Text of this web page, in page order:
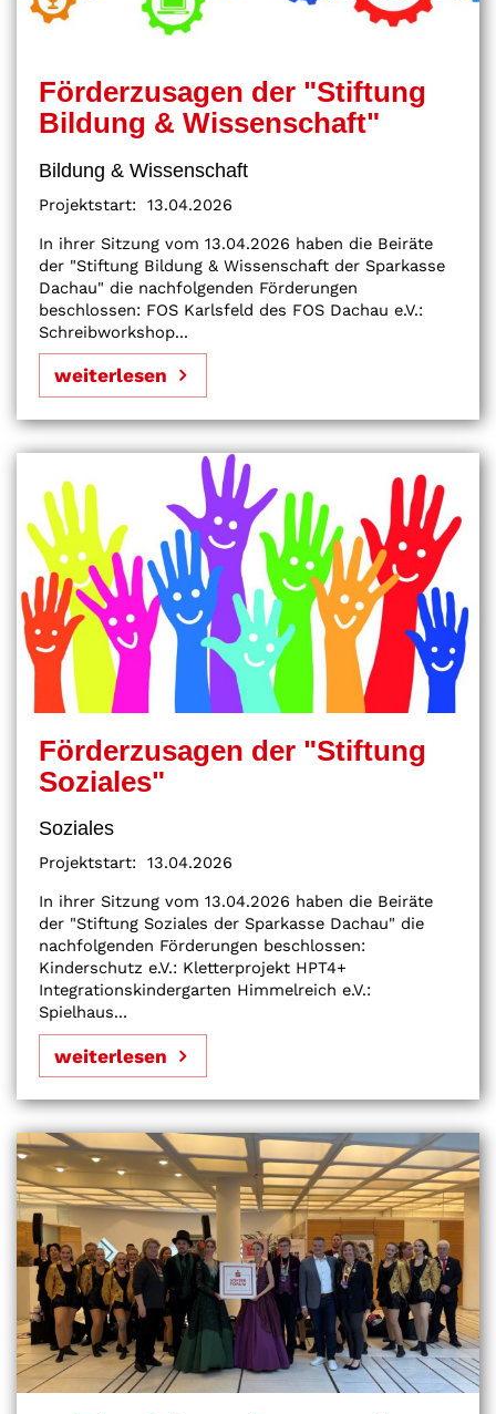
Förderzusagen der "Stiftung
Bildung & Wissenschaft"
Bildung & Wissenschaft
Projektstart:
13.04.2026
In ihrer Sitzung vom 13.04.2026 haben die Beiräte
der "Stiftung Bildung & Wissenschaft der Sparkasse
Dachau" die nachfolgenden Förderungen
beschlossen: FOS Karlsfeld des FOS Dachau e.V.:
Schreibworkshop...
weiterlesen
Förderzusagen der "Stiftung
Soziales"
Soziales
Projektstart:
13.04.2026
In ihrer Sitzung vom 13.04.2026 haben die Beiräte
der "Stiftung Soziales der Sparkasse Dachau" die
nachfolgenden Förderungen beschlossen:
Kinderschutz e.V.: Kletterprojekt HPT4+
Integrationskindergarten Himmelreich e.V.:
Spielhaus...
weiterlesen